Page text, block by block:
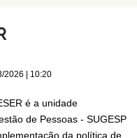
2026 | 10:20
é a unidade
de Pessoas - SUGESP
da política de